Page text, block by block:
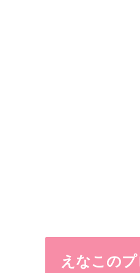
えなこの